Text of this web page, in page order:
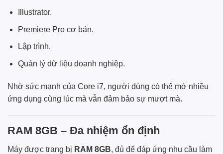
Illustrator.
Premiere Pro cơ bản.
Lập trình.
Quản lý dữ liệu doanh nghiệp.
Nhờ sức mạnh của Core i7, người dùng có thể mở nhiều
ứng dụng cùng lúc mà vẫn đảm bảo sự mượt mà.
RAM 8GB – Đa nhiệm ổn định
Máy được trang bị RAM 8GB, đủ để đáp ứng nhu cầu làm